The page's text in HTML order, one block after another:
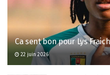
Ca sent bon pour Lys
22 juin 2026